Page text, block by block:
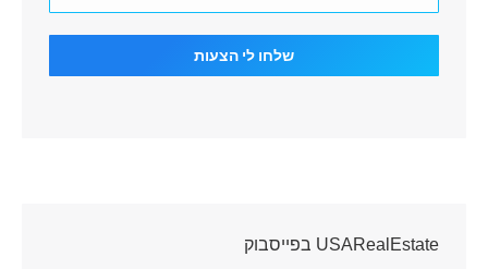
USARealEstate בפייסבוק